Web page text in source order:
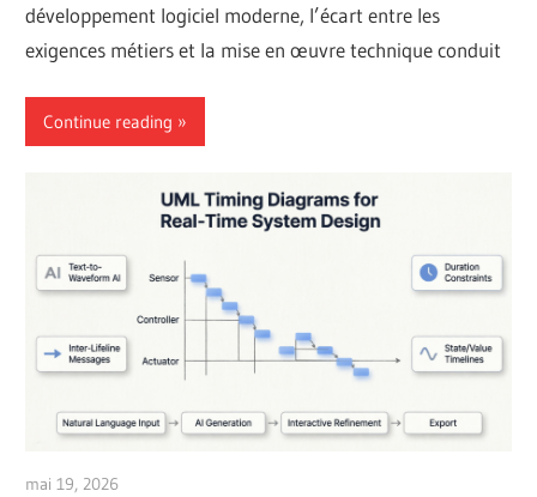
développement logiciel moderne, l’écart entre les
exigences métiers et la mise en œuvre technique conduit
Continue reading
mai 19, 2026